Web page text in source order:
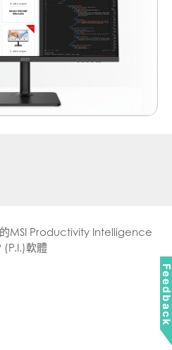
MSI Productivity Intelligence
(P.I.)軟體